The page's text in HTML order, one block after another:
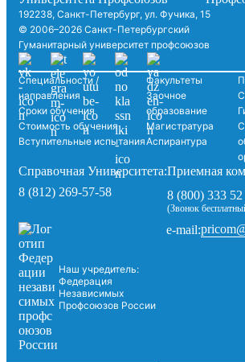
192238, Санкт-Петербург, ул. Фучика, 15
© 2006–2026 Санкт-Петербургский
Гуманитарный университет профсоюзов
Специальности /
направления
Сроки обучения
Стоимость обучения
Вступительные испытания
Факультеты
Заочное
образование
Магистратура
Аспирантура
Справочная Университета:
8 (812) 269-57-58
Приемная
8 (800) 333 52
(Звонок
Наш учредитель:
Федерация
Независимых
Профсоюзов России
e-mail: